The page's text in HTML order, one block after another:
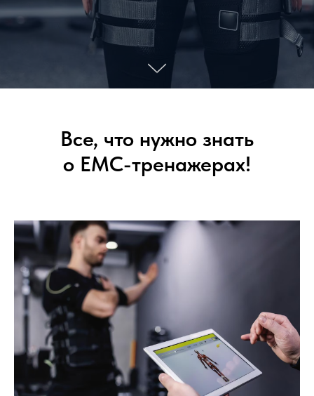
Все, что нужно знать
о ЕМС-тренажерах!